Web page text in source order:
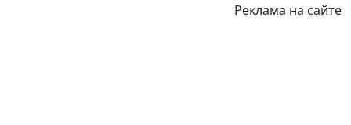
Реклама на сайте